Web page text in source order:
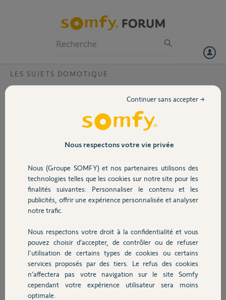
Volet
Sécurité
Domotique
Chauffage
Autres produits
LES SUJETS DOMOTIQUE
Passerelle clignote rouge
Suite au problème de vendredi, tout est rentré dans l'ordre et je
remercie toute l'équipe Somfy.
Je me suis rendu compte que ce matin la passerelle clignotait rouge de
Est ce que Somfy est à l'origine de ces clignotement
Dominique M.
il y a presque 8 ans
Bonjour,
J'ai remarqué également que ma passerelle clignote rouge avant de se
figer sur le vert de temps en temps...je pense que le clignotement rouge
Nous respectons votre vie privée
Nous (Groupe SOMFY) et nos partenaires utilisons des
technologies telles que les cookies sur notre site pour les
finalités suivantes: Personnaliser le contenu et les
publicités, offrir une expérience personnalisée et analyser
notre trafic.
Nous respectons votre droit à la confidentialité et vous
pouvez choisir d’accepter, de contrôler ou de refuser
l'utilisation de certains types de cookies ou certains
services proposés par des tiers. Le refus des cookies
n’affectera pas votre navigation sur le site Somfy
cependant votre expérience utilisateur sera moins
optimale.
Continuer sans accepter →